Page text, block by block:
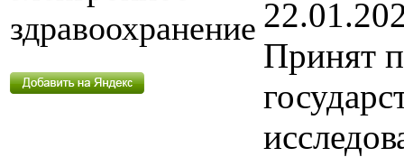
здравоохранение
Принят